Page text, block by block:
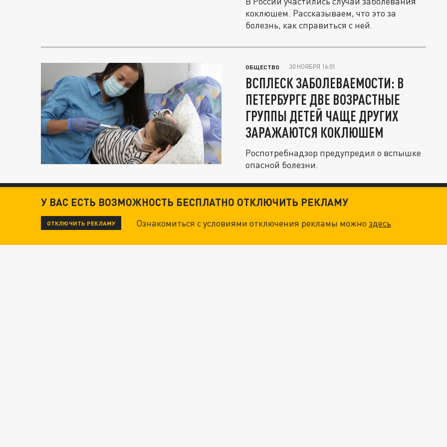
коклюшем. Рассказываем, что это за
болезнь, как справиться с ней.
ОБЩЕСТВО 30 НОЯБРЯ 16:01
ВСПЛЕСК ЗАБОЛЕВАЕМОСТИ: В
ПЕТЕРБУРГЕ ДВЕ ВОЗРАСТНЫЕ
ГРУППЫ ДЕТЕЙ ЧАЩЕ ДРУГИХ
ЗАРАЖАЮТСЯ КОКЛЮШЕМ
Роспотребнадзор предупредил о вспышке
опасной болезни.
У ВАС ЕСТЬ ВОЗМОЖНОСТЬ БЕСПЛАТНО ОТКЛЮЧИТЬ РЕКЛАМУ
ОТКЛЮЧИТЬ РЕКЛАМУ Ознакомиться с условиями отключения рекламы можноздесь